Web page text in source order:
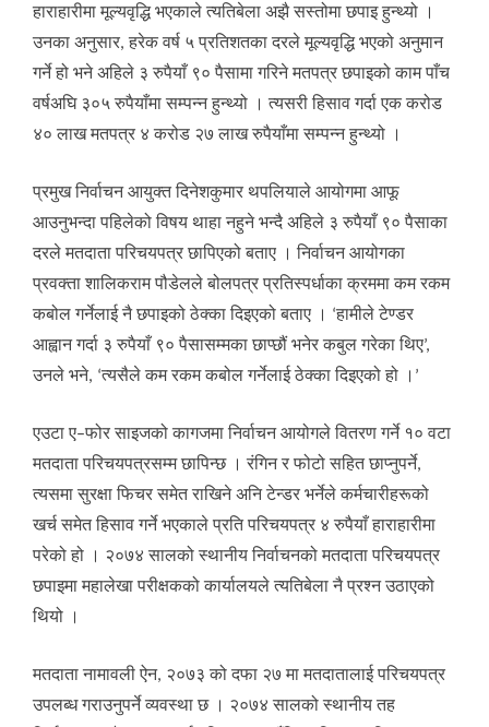
हाराहारीमा मूल्यवृद्धि भएकाले त्यतिबेला अझै सस्तोमा छपाइ हुन्थ्यो ।
उनका अनुसार, हरेक वर्ष ५ प्रतिशतका दरले मूल्यवृद्धि भएको अनुमान
गर्ने हो भने अहिले ३ रुपैयाँ ९० पैसामा गरिने मतपत्र छपाइको काम पाँच
वर्षअघि ३०५ रुपैयाँमा सम्पन्न हुन्थ्यो । त्यसरी हिसाव गर्दा एक करोड
४० लाख मतपत्र ४ करोड २७ लाख रुपैयाँमा सम्पन्न हुन्थ्यो ।
प्रमुख निर्वाचन आयुक्त दिनेशकुमार थपलियाले आयोगमा आफू
आउनुभन्दा पहिलेको विषय थाहा नहुने भन्दै अहिले ३ रुपैयाँ ९० पैसाका
दरले मतदाता परिचयपत्र छापिएको बताए । निर्वाचन आयोगका
प्रवक्ता शालिकराम पौडेलले बोलपत्र प्रतिस्पर्धाका क्रममा कम रकम
कबोल गर्नेलाई नै छपाइको ठेक्का दिइएको बताए । ‘हामीले टेण्डर
आह्वान गर्दा ३ रुपैयाँ ९० पैसासम्मका छाप्छौं भनेर कबुल गरेका थिए’,
उनले भने, ‘त्यसैले कम रकम कबोल गर्नेलाई ठेक्का दिइएको हो ।’
एउटा ए–फोर साइजको कागजमा निर्वाचन आयोगले वितरण गर्ने १० वटा
मतदाता परिचयपत्रसम्म छापिन्छ । रंगिन र फोटो सहित छाप्नुपर्ने,
त्यसमा सुरक्षा फिचर समेत राखिने अनि टेन्डर भर्नेले कर्मचारीहरूको
खर्च समेत हिसाव गर्ने भएकाले प्रति परिचयपत्र ४ रुपैयाँ हाराहारीमा
परेको हो । २०७४ सालको स्थानीय निर्वाचनको मतदाता परिचयपत्र
छपाइमा महालेखा परीक्षकको कार्यालयले त्यतिबेला नै प्रश्न उठाएको
थियो ।
मतदाता नामावली ऐन, २०७३ को दफा २७ मा मतदातालाई परिचयपत्र
उपलब्ध गराउनुपर्ने व्यवस्था छ । २०७४ सालको स्थानीय तह